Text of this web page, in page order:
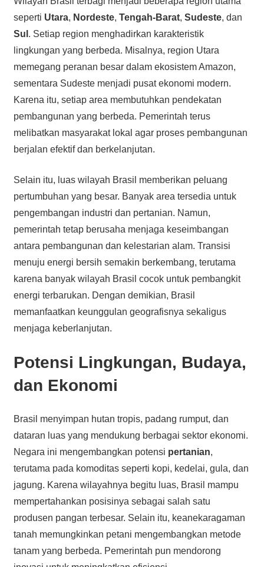
seperti Utara, Nordeste, Tengah-Barat, Sudeste, dan
Sul . Setiap region menghadirkan karakteristik
lingkungan yang berbeda. Misalnya, region Utara
memegang peranan besar dalam ekosistem Amazon,
sementara Sudeste menjadi pusat ekonomi modern.
Karena itu, setiap area membutuhkan pendekatan
pembangunan yang berbeda. Pemerintah terus
melibatkan masyarakat lokal agar proses pembangunan
berjalan efektif dan berkelanjutan.
Selain itu, luas wilayah Brasil memberikan peluang
pertumbuhan yang besar. Banyak area tersedia untuk
pengembangan industri dan pertanian. Namun,
pemerintah tetap berusaha menjaga keseimbangan
antara pembangunan dan kelestarian alam. Transisi
menuju energi bersih semakin berkembang, terutama
karena banyak wilayah Brasil cocok untuk pembangkit
energi terbarukan. Dengan demikian, Brasil
memanfaatkan keunggulan geografisnya sekaligus
menjaga keberlanjutan.
Potensi Lingkungan, Budaya,
dan Ekonomi
Brasil menyimpan hutan tropis, padang rumput, dan
dataran luas yang mendukung berbagai sektor ekonomi.
Negara ini mengembangkan potensi pertanian,
terutama pada komoditas seperti kopi, kedelai, gula, dan
jagung. Karena wilayahnya begitu luas, Brasil mampu
mempertahankan posisinya sebagai salah satu
produsen pangan terbesar. Selain itu, keanekaragaman
tanah memungkinkan petani mengembangkan metode
tanam yang berbeda. Pemerintah pun mendorong